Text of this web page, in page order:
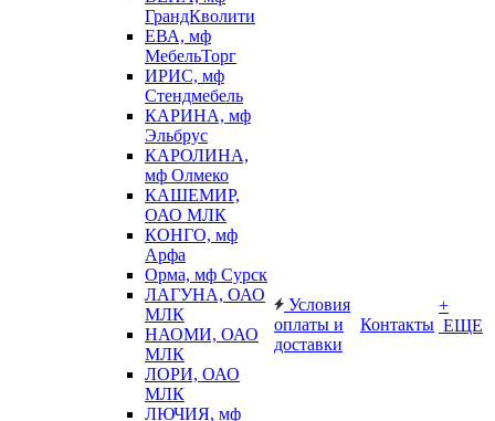
ГрандКволити
ЕВА, мф
МебельТорг
ИРИС, мф
Стендмебель
КАРИНА, мф
Эльбрус
КАРОЛИНА,
мф Олмеко
КАШЕМИР,
ОАО МЛК
КОНГО, мф
Арфа
Орма, мф Сурск
ЛАГУНА, ОАО
МЛК
НАОМИ, ОАО
МЛК
ЛОРИ, ОАО
МЛК
ЛЮЧИЯ, мф
Условия
оплаты и
доставки
Контакты
+
ЕЩЕ